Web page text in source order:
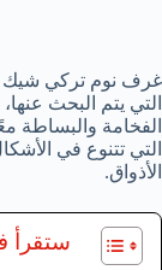
غرف نوم تركي شيك
التي يتم البحث
الفخامة والبساطة
التي تتنوع في
الأذواق.
ستقرأ